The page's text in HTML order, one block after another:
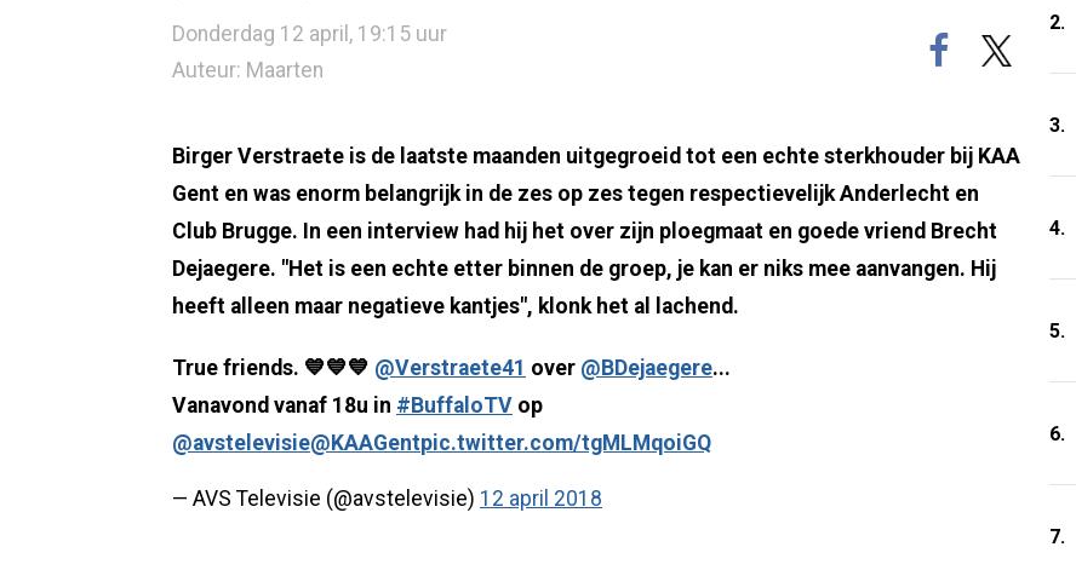
Donderdag 12 april, 19:15 uur
Auteur: Maarten
Birger Verstraete is de laatste maanden uitgegroeid tot een echte sterkhouder bij KAA
Gent en was enorm belangrijk in de zes op zes tegen respectievelijk Anderlecht en
Club Brugge. In een interview had hij het over zijn ploegmaat en goede vriend Brecht
Dejaegere. "Het is een echte etter binnen de groep, je kan er niks mee aanvangen. Hij
heeft alleen maar negatieve kantjes", klonk het al lachend.
True friends. 💙💙💙 @Verstraete41 over @BDejaegere...
Vanavond vanaf 18u in #BuffaloTV op
@avstelevisie@KAAGentpic.twitter.com/tgMLMqoiGQ
— AVS Televisie (@avstelevisie) 12 april 2018
2.
3.
4.
5.
6.
7.